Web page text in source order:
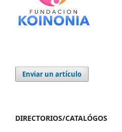
Enviar un artículo
DIRECTORIOS/CATALÓGOS